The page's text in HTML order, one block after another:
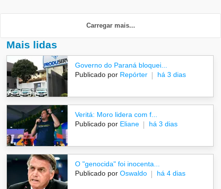
Carregar mais...
Mais lidas
Governo do Paraná bloquei...
Publicado por Repórter há 3 dias
Veritá: Moro lidera com f...
Publicado por Eliane há 3 dias
O "genocida" foi inocenta...
Publicado por Oswaldo há 4 dias